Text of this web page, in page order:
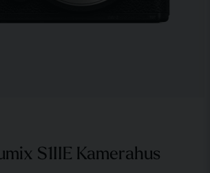
S1IIE Kamerahus